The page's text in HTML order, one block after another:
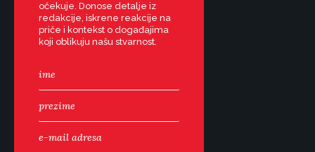
očekuje. Donose detalje iz
redakcije, iskrene reakcije na
priče i kontekst o događajima
koji oblikuju našu stvarnost.